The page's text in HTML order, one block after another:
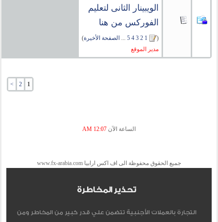
الويبينار الثانى لتعليم
الفوركس من هنا
(
1
2
3
4
5
... الصفحة الأخيرة)
مدير الموقع
1
2
>
الساعة الآن 12:07 AM
جميع الحقوق محفوظة الى اف اكس ارابيا www.fx-arabia.com
تحذير المخاطرة
التجارة بالعملات الأجنبية تتضمن علي قدر كبير من المخاطر ومن